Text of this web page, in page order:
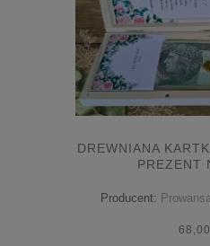
DREWNIANA
PREZENT
Producent:
68,00